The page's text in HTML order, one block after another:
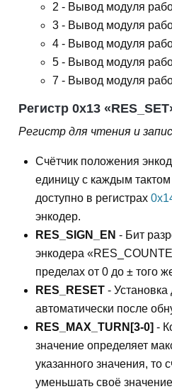
2 - Вывод модуля
3 - Вывод модуля
4 - Вывод модуля
5 - Вывод модуля
7 - Вывод модуля
Регистр 0x13
Регистр для чтения и
Счётчик положения
единицу с каждым
доступно в регистрах
энкодер.
RES_SIGN_EN - Бит
энкодера
пределах от 0 до ± того
RES_RESET -
автоматически после
RES_MAX_TURN[3-0] -
значение определяет
указанного значения, то
уменьшать своё